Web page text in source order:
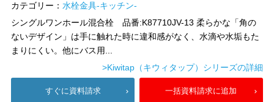
カテゴリー：水栓金具-キッチン-
シングルワンホール混合栓 品番:K87710JV-13 柔らかな「角の
ないデザイン」は手に触れた時に違和感がなく、水滴や水垢もた
まりにくい。他にバス用...
>Kiwitap（キウィタップ）シリーズの詳細
すぐに資料請求 一括資料請求に追加